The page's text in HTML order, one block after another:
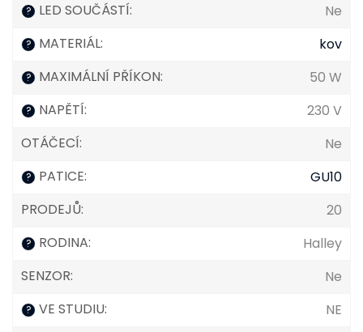
? LED SOUČÁSTÍ: Ne
? MATERIÁL: kov
? MAXIMÁLNÍ PŘÍKON: 50 W
? NAPĚTÍ:
230 V
OTÁČECÍ: Ne
? PATICE:
GU10
PRODEJŮ: 20
? RODINA:
Halley
SENZOR: Ne
? VE STUDIU:
NE